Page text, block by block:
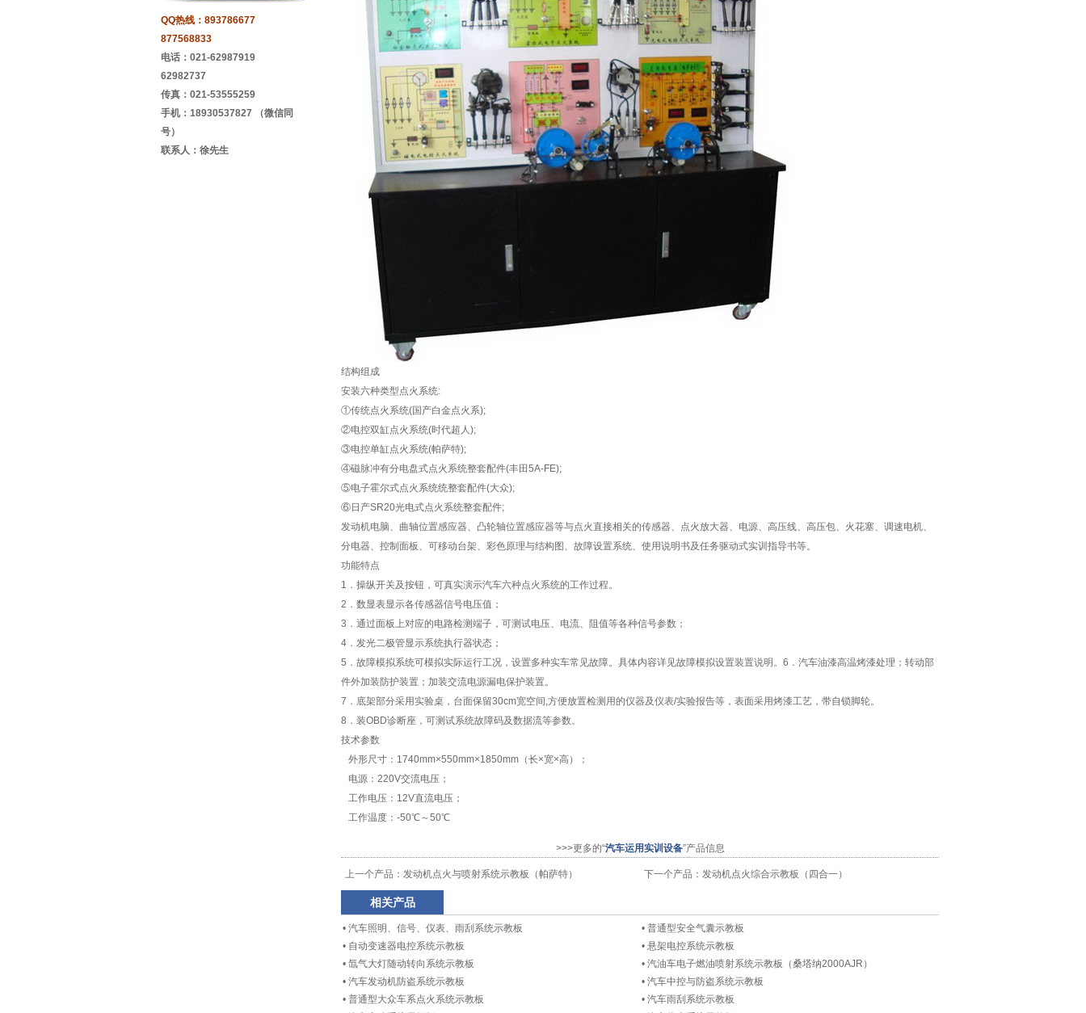
结构组成
安装六种类型点火系统:
①传统点火系统(国产白金点火系);
②电控双缸点火系统(时代超人);
③电控单缸点火系统(帕萨特);
④磁脉冲有分电盘式点火系统整套配件(丰田5A-FE);
⑤电子霍尔式点火系统统整套配件(大众);
⑥日产SR20光电式点火系统整套配件;
发动机电脑、曲轴位置感应器、凸轮轴位置感应器等与点火直接相关的传感器、点火放大器、电源、高压线、高压包、火花塞、调速电机、
分电器、控制面板、可移动台架、彩色原理与结构图、故障设置系统、使用说明书及任务驱动式实训指导书等。
功能特点
1．操纵开关及按钮，可真实演示汽车六种点火系统的工作过程。
2．数显表显示各传感器信号电压值；
3．通过面板上对应的电路检测端子，可测试电压、电流、阻值等各种信号参数；
4．发光二极管显示系统执行器状态；
5．故障模拟系统可模拟实际运行工况，设置多种实车常见故障。具体内容详见故障模拟设置装置说明。6．汽车油漆高温烤漆处理；转动部
件外加装防护装置；加装交流电源漏电保护装置。
7．底架部分采用实验桌，台面保留30cm宽空间,方便放置检测用的仪器及仪表/实验报告等，表面采用烤漆工艺，带自锁脚轮。
8．装OBD诊断座，可测试系统故障码及数据流等参数。
技术参数
外形尺寸：1740mm×550mm×1850mm（长×宽×高）；
电源：220V交流电压；
工作电压：12V直流电压；
工作温度：-50℃～50℃
>>>更多的“汽车运用实训设备”产品信息
上一个产品： 发动机点火与喷射系统示教板（帕萨特） 下一个产品： 发动机点火综合示教板（四合一）
相关产品
• 汽车照明、信号、仪表、雨刮系统示教板 • 普通型安全气囊示教板
• 自动变速器电控系统示教板 • 悬架电控系统示教板
• 氙气大灯随动转向系统示教板 • 汽油车电子燃油喷射系统示教板（桑塔纳2000AJR）
• 汽车发动机防盗系统示教板 • 汽车中控与防盗系统示教板
• 普通型大众车系点火系统示教板 • 汽车雨刮系统示教板
QQ热线： 893786677
877568833
电话：021-62987919
62982737
传真：021-53555259
手机：18930537827 （微信同
号）
联系人：徐先生